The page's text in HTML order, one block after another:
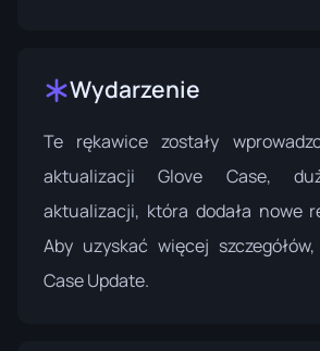
Wydarzenie
Te rękawice zostały
aktualizacji Glove Case,
aktualizacji, która dodała nowe
Aby uzyskać więcej
Case Update.